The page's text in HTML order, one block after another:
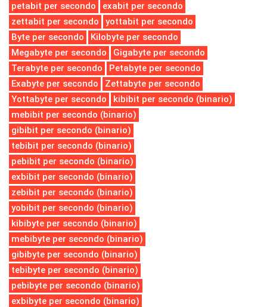
petabit per secondo
exabit per secondo
zettabit per secondo
yottabit per secondo
Byte per secondo
Kilobyte per secondo
Megabyte per secondo
Gigabyte per secondo
Terabyte per secondo
Petabyte per secondo
Exabyte per secondo
Zettabyte per secondo
Yottabyte per secondo
kibibit per secondo (binario)
mebibit per secondo (binario)
gibibit per secondo (binario)
tebibit per secondo (binario)
pebibit per secondo (binario)
exbibit per secondo (binario)
zebibit per secondo (binario)
yobibit per secondo (binario)
kibibyte per secondo (binario)
mebibyte per secondo (binario)
gibibyte per secondo (binario)
tebibyte per secondo (binario)
pebibyte per secondo (binario)
exbibyte per secondo (binario)